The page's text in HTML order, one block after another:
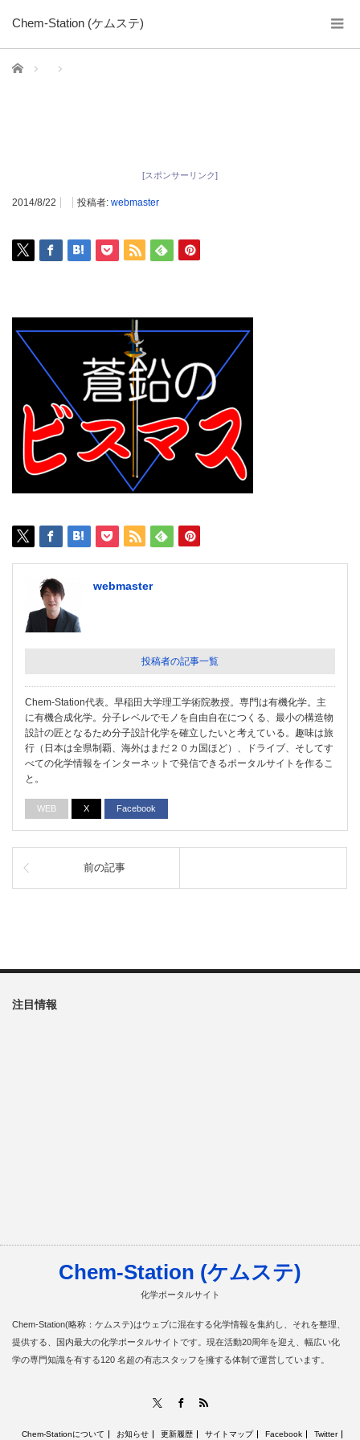
Chem-Station (ケムステ)
ホーム
[スポンサーリンク]
2014/8/22 投稿者: webmaster
webmaster
投稿者の記事一覧
Chem-Station代表。早稲田大学理工学術院教授。専門は有機化学。主
に有機合成化学。分子レベルでモノを自由自在につくる、最小の構造物
設計の匠となるため分子設計化学を確立したいと考えている。趣味は旅
行（日本は全県制覇、海外はまだ２０カ国ほど）、ドライブ、そしてす
べての化学情報をインターネットで発信できるポータルサイトを作るこ
と。
WEB X Facebook
前の記事
注目情報
Chem-Station (ケムステ)
化学ポータルサイト
Chem-Station(略称：ケムステ)はウェブに混在する化学情報を集約し、それを整理、
提供する、国内最大の化学ポータルサイトです。現在活動20周年を迎え、幅広い化
学の専門知識を有する120 名超の有志スタッフを擁する体制で運営しています。
Facebook
Chem-Stationについて お知らせ 更新履歴 サイトマップ Facebook Twitter